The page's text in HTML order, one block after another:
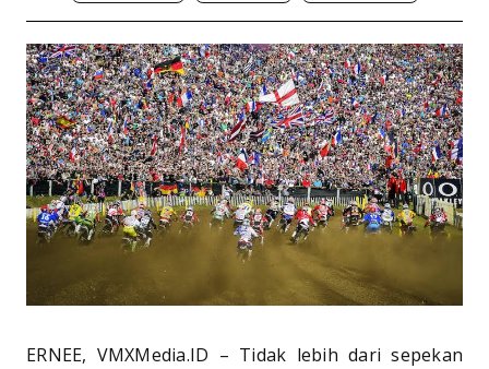
ERNEE, VMXMedia.ID – Tidak lebih dari sepekan